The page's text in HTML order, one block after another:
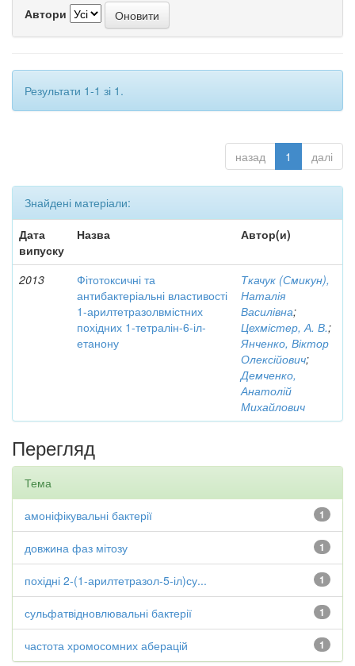
Автори
Результати 1-1 зі 1.
назад 1 далі
Знайдені матеріали:
Дата
випуску
Назва Автор(и)
2013
Фітотоксичні та
антибактеріальні властивості
1-арилтетразолвмістних
похідних 1-тетралін-6-іл-
етанону
Ткачук (Смикун),
Наталія
Василівна;
Цехмістер, А. В.;
Янченко, Віктор
Олексійович;
Демченко,
Анатолій
Михайлович
Перегляд
Тема
1
амоніфікувальні бактерії
1
довжина фаз мітозу
1
похідні 2-(1-арилтетразол-5-іл)су...
1
сульфатвідновлювальні бактерії
1
частота хромосомних аберацій